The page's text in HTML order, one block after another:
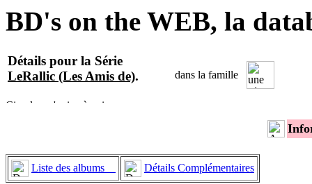
BD's on the WEB, la
Détails pour la Série
LeRallic (Les Amis de). dans la famille
Liste des albums Détails Complémentaires